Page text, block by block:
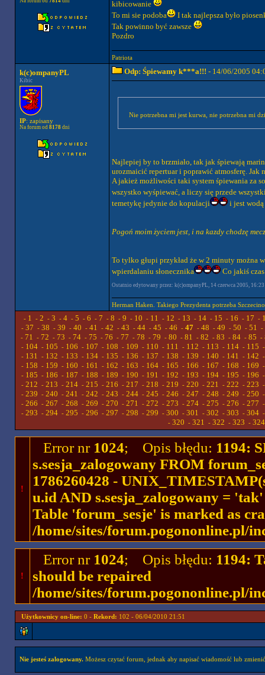
kibicowanie
To mi sie podoba
I tak najlepsza było
Tak powinno być zawsze
Pozdro
Patriota
k(c)ompanyPL
Kibic
IP: zapisany
Na forum od 8178dni
Odp: Śpiewamy k***a!!! - 14/06/2005
Nie potrzebna mi jest kurwa, nie potrzebna mi
Najlepiej by to brzmiało, tak jak śpiewają
urozmaicić repertuar i poprawić atmosferę. Jak
A jakież możliwości taki system śpiewania za
wszystko wyśpiewać, a liczy się przede
temetykę jedynie do kopulacji
i jest wodą
Pogoń moim życiem jest, i na kazdy chodzę
To tylko głupi przykład że w 2 minuty można
wpierdalaniu słonecznika
Co jakiś
Ostatnio edytowany przez: k(c)ompanyPL, 14 czerwca 2005,
Herman Haken. Takiego Prezydenta potrzeba
- 1 - 2 - 3 - 4 - 5 - 6 - 7 - 8 - 9 - 10 - 11 - 12 - 13 - 14 - 15 - 16 - 17 -
- 37 - 38 - 39 - 40 - 41 - 42 - 43 - 44- 45 - 46 - 47 - 48 - 49 - 50 - 51 -
- 71 - 72 - 73 - 74 - 75 - 76 - 77 - 78 - 79 - 80 - 81 - 82 - 83 - 84 - 85 -
- 104- 105 - 106 - 107 - 108 - 109 - 110 - 111 - 112 - 113 - 114- 115
- 131 - 132 - 133 - 134- 135 - 136 - 137 - 138 - 139 - 140 - 141 - 142
- 158 - 159 - 160 - 161 - 162 - 163 - 164- 165 - 166 - 167 - 168 - 169
- 185 - 186 - 187 - 188 - 189 - 190 - 191 - 192 - 193 - 194- 195 - 196
- 212 - 213 - 214- 215 - 216 - 217 - 218 - 219 - 220 - 221 - 222 - 223
- 239 - 240 - 241 - 242 - 243 - 244- 245 - 246 - 247 - 248 - 249 - 250
- 266 - 267 - 268 - 269 - 270 - 271 - 272 - 273 - 274- 275 - 276 - 277
- 293 - 294- 295 - 296 - 297 - 298 - 299 - 300 - 301 - 302 - 303 - 304
- 320 - 321 - 322 - 323 - 324
!
Error nr 1024; Opis błędu: 1194:
s.sesja_zalogowany FROM
1786260428 -
u.id AND s.sesja_zalogowany =
Table 'forum_sesje' is marked as
/home/sites/forum.pogononline.pl/
!
Error nr 1024; Opis błędu: 1194:
should be repaired
/home/sites/forum.pogononline.pl/
Użytkownicy on-line: 0 - Rekord: 102 - 06/04/2010 21:51
Nie jesteś zalogowany.Możesz czytać forum, jednak aby napisać wiadomość lub